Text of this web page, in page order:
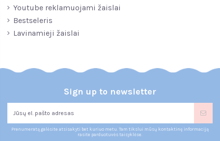
Youtube reklamuojami žaislai
Bestseleris
Lavinamieji žaislai
Sign up to newsletter
Prenumeratą galėsite atsisakyti bet kuriuo metu. Tam tikslui mūsų kontaktinę informaciją
rasite parduotuvės taisyklėse.